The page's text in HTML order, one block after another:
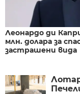
Леонардо ди
млн. долара за
застрашени вида